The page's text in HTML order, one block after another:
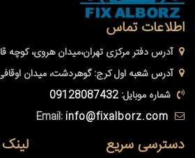
دسترسی سریع
اطلاعات تماس
آدرس دفتر مرکزی تهران،میدان هروی، کوچه
آدرس شعبه اول کرج: گوهردشت، میدان
شماره موبایل: 09128087432
Email:info@fixalborz.com